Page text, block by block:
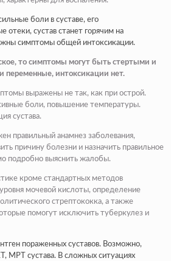
боли в суставе, его
отеки, сустав станет горячим на
симптомы общей интоксикации.
то симптомы могут быть стертыми и
интоксикации нет.
выражены не так, как при острой.
боли, повышение температуры.
сустава.
правильный анамнез заболевания,
причину болезни и назначить правильное
подробно выяснить жалобы.
кроме стандартных методов
мочевой кислоты, определение
стрептококка, а также
помогут исключить туберкулез и
пораженных суставов. Возможно,
МРТ сустава. В сложных ситуациях